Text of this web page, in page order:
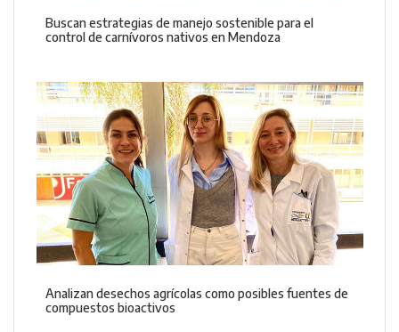
Buscan estrategias de manejo sostenible para el
control de carnívoros nativos en Mendoza
Analizan desechos agrícolas como posibles fuentes de
compuestos bioactivos